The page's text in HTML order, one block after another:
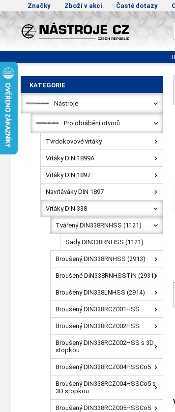
Značky Zboží v akci Časté dotazy
KATEGORIE
Nástroje
Pro obrábění otvorů
Tvrdokovové vrtáky
Vrtáky DIN 1899A
Vrtáky DIN 1897
Navrtáváky DIN 1897
Vrtáky DIN 338
Tvářený DIN338RNHSS (1121)
Sady DIN338RNHSS (1121)
Broušený DIN338RNHSS (2913)
Broušené DIN338RNHSSTiN (2931)
Broušený DIN338LNHSS (2914)
Broušený DIN338RCZ001HSS
Broušený DIN338RCZ002HSS
Broušený DIN338RCZ002HSS s 3D
stopkou
Broušený DIN338RCZ004HSSCo5
Broušený DIN338RCZ004HSSCo5 s
3D stopkou
Broušený DIN338RCZ005HSSCo5